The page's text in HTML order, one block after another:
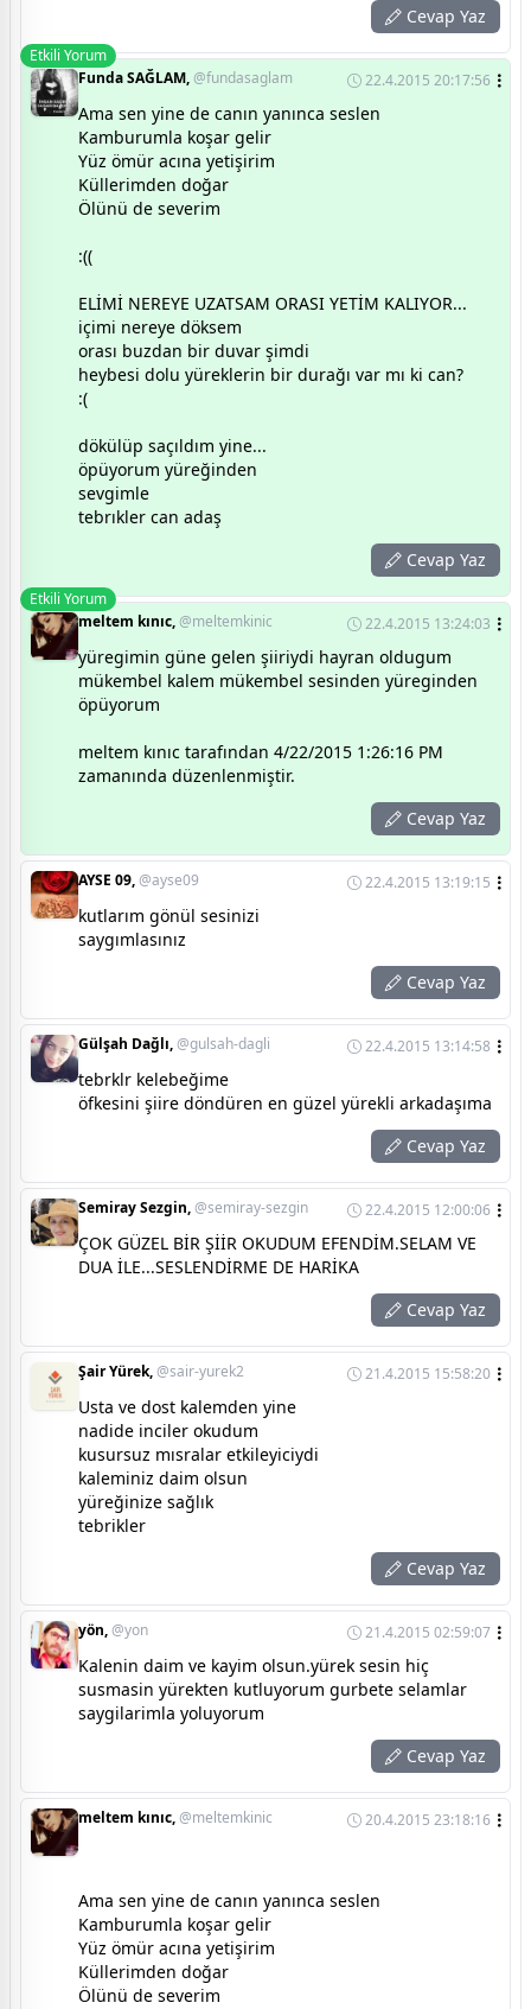
Cevap Yaz
Etkili Yorum
Funda SAĞLAM,@fundasaglam 22.4.2015 20:17:56
Ama sen yine de canın yanınca seslen
Kamburumla koşar gelir
Yüz ömür acına yetişirim
Küllerimden doğar
Ölünü de severim
:((
ELİMİ NEREYE UZATSAM ORASI YETİM KALIYOR...
içimi nereye döksem
orası buzdan bir duvar şimdi
heybesi dolu yüreklerin bir durağı var mı ki can?
:(
dökülüp saçıldım yine...
öpüyorum yüreğinden
sevgimle
tebrıkler can adaş
Cevap Yaz
Etkili Yorum
meltem kınıc,@meltemkinic 22.4.2015 13:24:03
yüregimin güne gelen şiiriydi hayran oldugum
mükembel kalem mükembel sesinden yüreginden
öpüyorum
meltem kınıc tarafından 4/22/2015 1:26:16 PM
zamanında düzenlenmiştir.
Cevap Yaz
AYSE 09,@ayse09 22.4.2015 13:19:15
kutlarım gönül sesinizi
saygımlasınız
Cevap Yaz
Gülşah Dağlı,@gulsah-dagli 22.4.2015 13:14:58
tebrklr kelebeğime
öfkesini şiire döndüren en güzel yürekli arkadaşıma
Cevap Yaz
Semiray Sezgin,@semiray-sezgin 22.4.2015 12:00:06
ÇOK GÜZEL BİR ŞİİR OKUDUM EFENDİM.SELAM VE
DUA İLE...SESLENDİRME DE HARİKA
Cevap Yaz
Şair Yürek,@sair-yurek2 21.4.2015 15:58:20
Usta ve dost kalemden yine
nadide inciler okudum
kusursuz mısralar etkileyiciydi
kaleminiz daim olsun
yüreğinize sağlık
tebrikler
Cevap Yaz
yön,@yon 21.4.2015 02:59:07
Kalenin daim ve kayim olsun.yürek sesin hiç
susmasin yürekten kutluyorum gurbete selamlar
saygilarimla yoluyorum
Cevap Yaz
meltem kınıc,@meltemkinic 20.4.2015 23:18:16
Ama sen yine de canın yanınca seslen
Kamburumla koşar gelir
Yüz ömür acına yetişirim
Küllerimden doğar
Ölünü de severim